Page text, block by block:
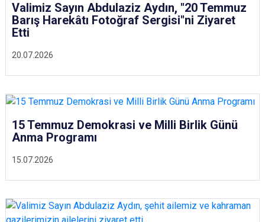
20.07.2026
Valimiz Sayın Abdulaziz Aydın, "20 Temmuz
Barış Harekâtı Fotoğraf Sergisi"ni Ziyaret
Etti
15.07.2026
15 Temmuz Demokrasi ve Milli Birlik Günü
Anma Programı